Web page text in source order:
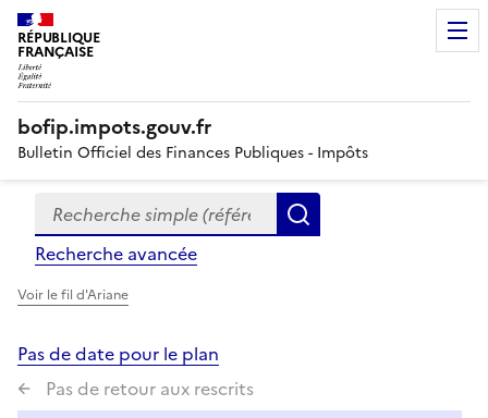
RÉPUBLIQUE
FRANÇAISE
bofip.impots.gouv.fr
Bulletin Officiel des Finances Publiques - Impôts
Formulaire
de
recherche
Recherche simple (références, mots clés, partie du
Recherche avancée
Voir le fil d'Ariane
Pas de date pour le plan
Pas de retour aux rescrits